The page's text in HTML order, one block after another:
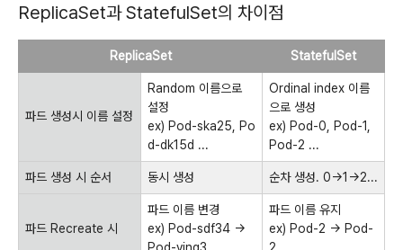
ReplicaSet과 StatefulSet의 차이점
ReplicaSet StatefulSet
파드 생성시 이름 설정
Random 이름으로
설정
ex) Pod-ska25, Po
d-dk15d ...
Ordinal index 이름
으로 생성
ex) Pod-0, Pod-1,
Pod-2 ...
파드 생성 시 순서 동시 생성 순차 생성. 0->1->2...
파드 Recreate 시
파드 이름 변경
ex) Pod-sdf34 ->
Pod-vjng3
파드 이름 유지
ex) Pod-2 -> Pod-
2